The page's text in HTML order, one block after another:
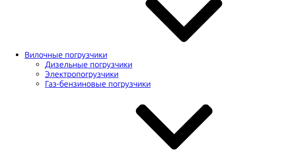
Вилочные погрузчики
Дизельные погрузчики
Электропогрузчики
Газ-бензиновые погрузчики